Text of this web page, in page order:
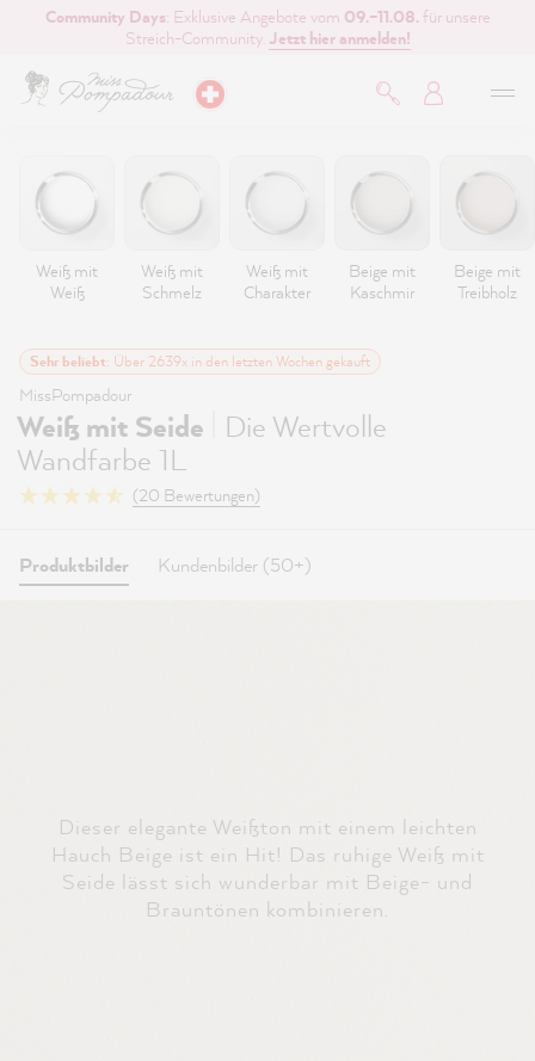
springen
Community Days: Exklusive Angebote vom 09.–11.08. für unsere
Streich-Community. Jetzt hier anmelden!
Weiß mit
Weiß
Weiß mit
Schmelz
Weiß mit
Charakter
Beige mit
Kaschmir
Beige mit
Treibholz
Sehr beliebt: Über 2639x in den letzten Wochen gekauft
MissPompadour
Weiß mit Seide
Die Wertvolle
Wandfarbe 1L
(20 Bewertungen)
Produktbilder Kundenbilder (50+)
Dieser elegante Weißton mit einem leichten
Hauch Beige ist ein Hit! Das ruhige Weiß mit
Seide lässt sich wunderbar mit Beige- und
Brauntönen kombinieren.